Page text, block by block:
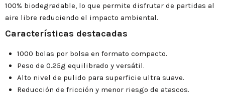
100% biodegradable, lo que permite disfrutar de partidas al
aire libre reduciendo el impacto ambiental.
Características destacadas
1000 bolas por bolsa en formato compacto.
Peso de 0.25g equilibrado y versátil.
Alto nivel de pulido para superficie ultra suave.
Reducción de fricción y menor riesgo de atascos.